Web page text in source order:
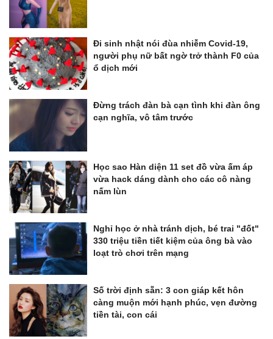
Đi sinh nhật nói đùa nhiễm Covid-19,
người phụ nữ bất ngờ trở thành F0 của
ổ dịch mới
Đừng trách đàn bà cạn tình khi đàn ông
cạn nghĩa, vô tâm trước
Học sao Hàn diện 11 set đồ vừa ấm áp
vừa hack dáng dành cho các cô nàng
nấm lùn
Nghỉ học ở nhà tránh dịch, bé trai "đốt"
330 triệu tiền tiết kiệm của ông bà vào
loạt trò chơi trên mạng
Số trời định sẵn: 3 con giáp kết hôn
càng muộn mới hạnh phúc, vẹn đường
tiền tài, con cái